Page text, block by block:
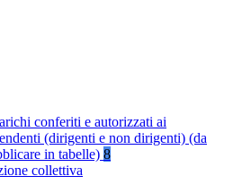
conferiti e autorizzati ai
(dirigenti e non dirigenti) (da
in tabelle) 8
collettiva